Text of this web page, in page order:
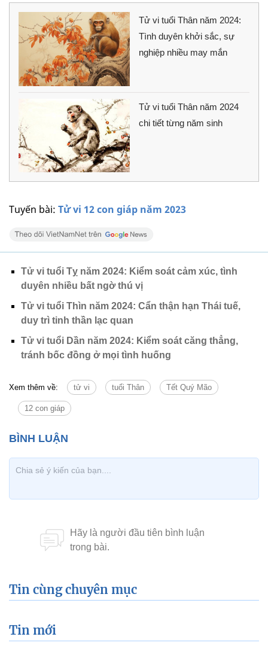
Tuyến bài: Tử vi 12 con giáp năm 2023
Tử vi tuổi Thân năm 2024:
Tình duyên khởi sắc, sự
nghiệp nhiều may mắn
Tử vi tuổi Thân năm 2024
chi tiết từng năm sinh
Tử vi tuổi Tỵ năm 2024: Kiểm soát cảm xúc, tình
duyên nhiều bất ngờ thú vị
Tử vi tuổi Thìn năm 2024: Cẩn thận hạn Thái tuế,
duy trì tinh thần lạc quan
Tử vi tuổi Dần năm 2024: Kiểm soát căng thẳng,
tránh bốc đồng ở mọi tình huống
Xem thêm về: tử vi tuổi Thân Tết Quý Mão
12 con giáp
Tin cùng chuyên mục
Tin mới